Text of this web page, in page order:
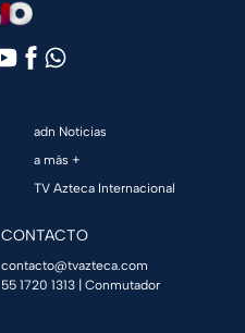
adn Noticias
a más +
TV Azteca Internacional
CONTACTO
contacto@tvazteca.com
55 1720 1313 | Conmutador